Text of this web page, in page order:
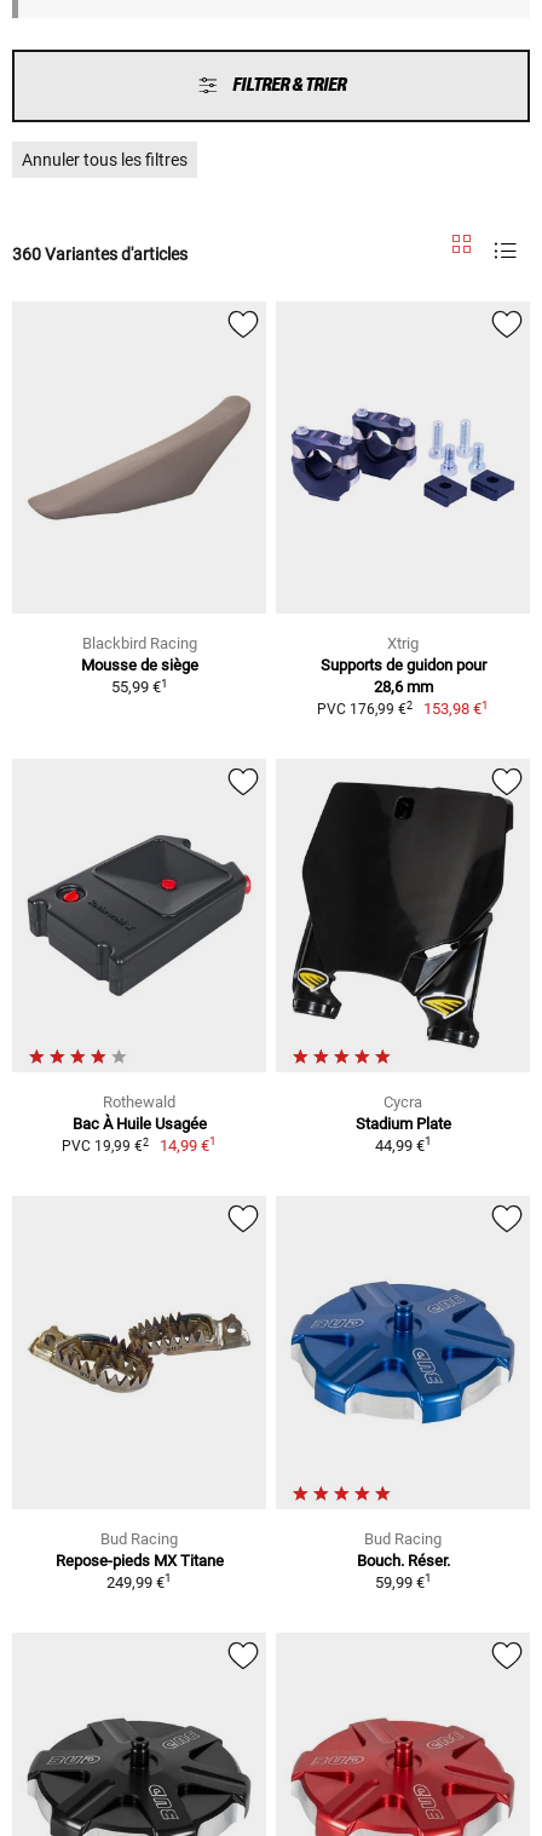
FILTRER & TRIER
Annuler tous les filtres
360 Variantes d'articles
Blackbird Racing
Mousse de siège
55,99 €1
Xtrig
Supports de guidon pour
28,6 mm
PVC 176,99 €2 153,98 €1
Rothewald
Bac À Huile Usagée
PVC 19,99 €2 14,99 €1
Cycra
Stadium Plate
44,99 €1
Bud Racing
Repose-pieds MX Titane
249,99 €1
Bud Racing
Bouch. Réser.
59,99 €1